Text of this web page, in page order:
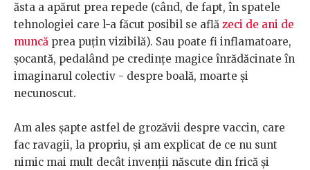
ăsta a apărut prea repede (când, de fapt, în spatele
tehnologiei care l-a făcut posibil se află zeci de ani de
muncă prea puțin vizibilă). Sau poate fi inflamatoare,
șocantă, pedalând pe credințe magice înrădăcinate în
imaginarul colectiv - despre boală, moarte și
necunoscut.
Am ales șapte astfel de grozăvii despre vaccin, care
fac ravagii, la propriu, și am explicat de ce nu sunt
nimic mai mult decât invenții născute din frică și